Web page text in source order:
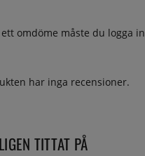
omdöme måste du logga in
har inga recensioner.
TITTAT PÅ